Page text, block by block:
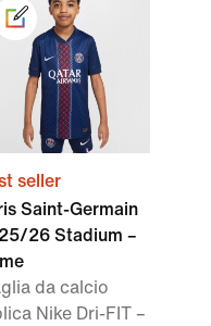
seller
Saint-Germain
26 Stadium –
da calcio
Nike Dri-FIT –